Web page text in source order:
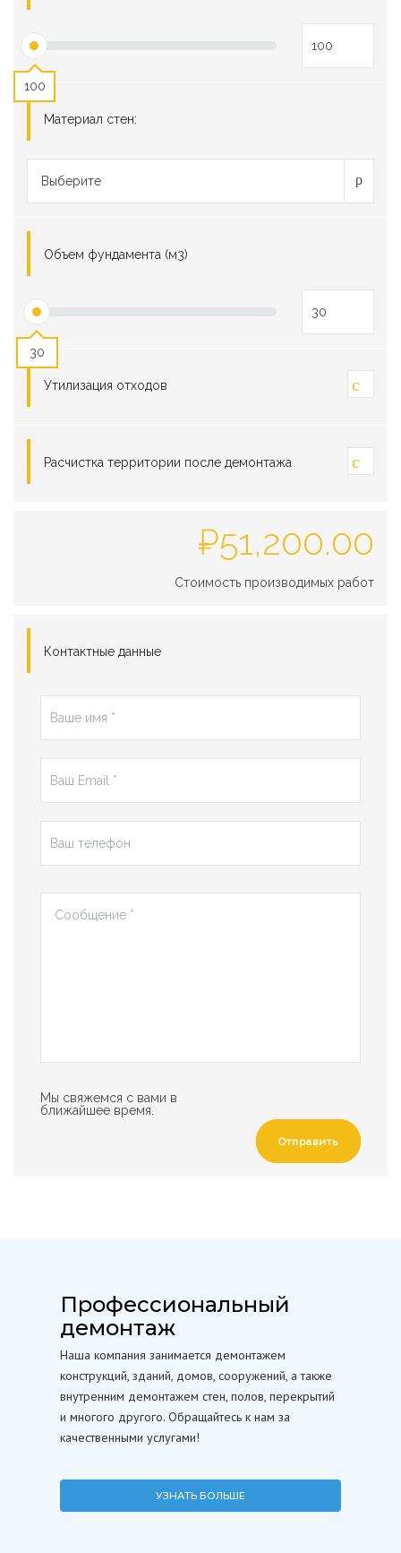
100
Материал стен:
Выберите
Объем фундамента (м3)
30
Утилизация отходов
Расчистка территории после демонтажа
₽51,200.00
Стоимость производимых работ
Контактные данные
Мы свяжемся с вами в
ближайшее время.
Отправить
Профессиональный
демонтаж
Наша компания занимается демонтажем
конструкций, зданий, домов, сооружений, а также
внутренним демонтажем стен, полов, перекрытий
и многого другого. Обращайтесь к нам за
качественными услугами!
УЗНАТЬ БОЛЬШЕ